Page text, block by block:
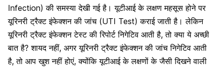
Infection) की समस्या देखी गई है। यूटीआई के लक्षण महसूस होने पर
यूरिनरी ट्रैक्ट इंफेक्शन की जांच (UTI Test) कराई जाती है। लेकिन
यूरिनरी ट्रैक्ट इंफेक्शन टेस्ट की रिपोर्ट निगेटिव आती है, तो क्या ये अच्छी
बात है? शायद नहीं, अगर यूरिनरी ट्रैक्ट इंफेक्शन की जांच निगेटिव आती
है, तो आप खुश नहीं होएं, क्योंकि यूटीआई के लक्षणों के जैसी दिखने वाली